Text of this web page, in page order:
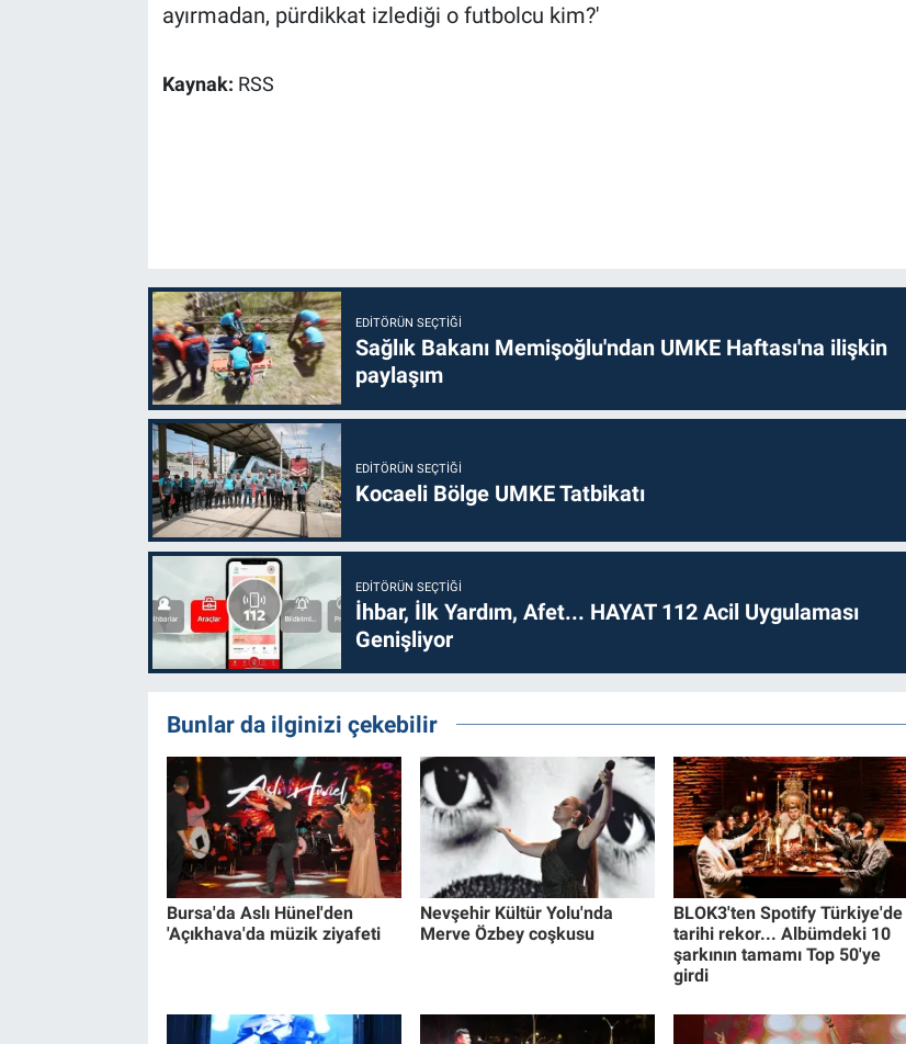
ayırmadan, pürdikkat izlediği o futbolcu kim?'
Kaynak: RSS
EDITÖRÜN SEÇTIĞI
Sağlık Bakanı Memişoğlu'ndan UMKE Haftası'na ilişkin
paylaşım
EDITÖRÜN SEÇTIĞI
Kocaeli Bölge UMKE Tatbikatı
EDITÖRÜN SEÇTIĞI
İhbar, İlk Yardım, Afet... HAYAT 112 Acil Uygulaması
Genişliyor
Bunlar da ilginizi çekebilir
Bursa'da Aslı Hünel'den
'Açıkhava'da müzik ziyafeti
Nevşehir Kültür Yolu'nda
Merve Özbey coşkusu
BLOK3'ten Spotify Türkiye'de
tarihi rekor... Albümdeki 10
şarkının tamamı Top 50'ye
girdi